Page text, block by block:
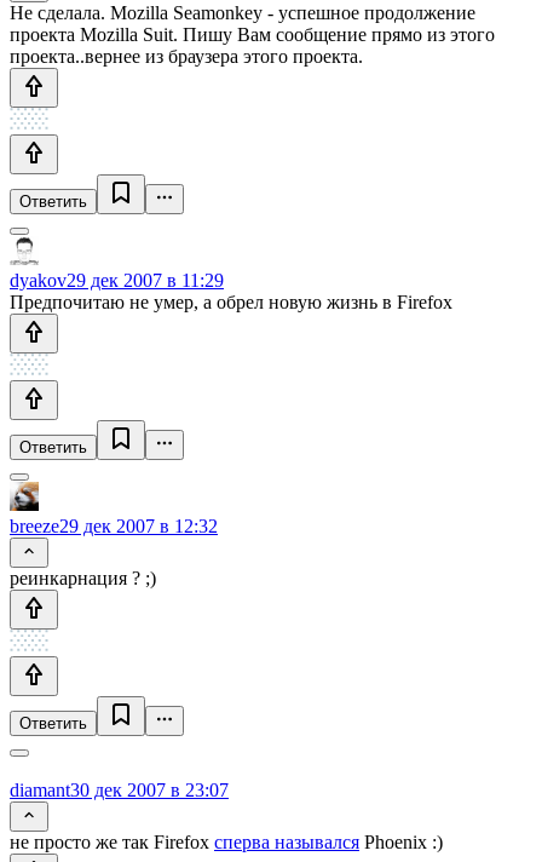
Не сделала. Mozilla Seamonkey - успешное продолжение
проекта Mozilla Suit. Пишу Вам сообщение прямо из этого
проекта..вернее из браузера этого проекта.
Ответить
dyakov29 дек 2007 в 11:29
Предпочитаю не умер, а обрел новую жизнь в Firefox
Ответить
breeze29 дек 2007 в 12:32
реинкарнация ? ;)
Ответить
diamant30 дек 2007 в 23:07
не просто же так Firefox сперва назывался Phoenix :)